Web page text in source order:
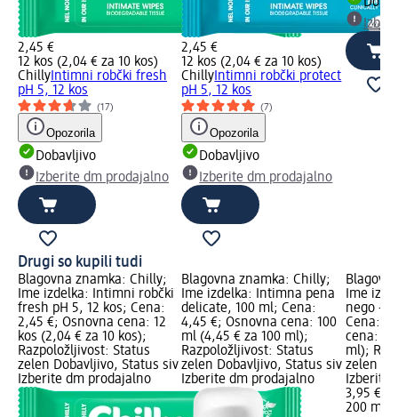
2,45 €
12 kos (2,04 € za 10 kos)
ChillyIntimni robčki fresh
pH 5, 12 kos
(17)
Opozorila
Dobavljivo
Izberite dm prodajalno
2,45 €
12 kos (2,04 € za 10 kos)
ChillyIntimni robčki protect
pH 5, 12 kos
(7)
Opozorila
Dobavljivo
Izberite dm prodajalno
Drugi so kupili tudi
Blagovna znamka: Chilly;
Ime izdelka: Intimni robčki
fresh pH 5, 12 kos; Cena:
2,45 €; Osnovna cena: 12
kos (2,04 € za 10 kos);
Razpoložljivost: Status
zelen Dobavljivo, Status siv
Izberite dm prodajalno
Blagovna znamka: Chilly;
Ime izdelka: Intimna pena
delicate, 100 ml; Cena:
4,45 €; Osnovna cena: 100
ml (4,45 € za 100 ml);
Razpoložljivost: Status
zelen Dobavljivo, Status siv
Izberite dm prodajalno
Ime
nego -
Cena:
cena:
ml);
zelen
Izberite
3,95 €
200 ml